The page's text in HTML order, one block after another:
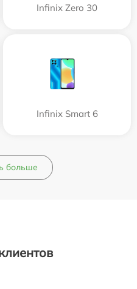
Infinix Zero 30
Infinix Smart 6
больше